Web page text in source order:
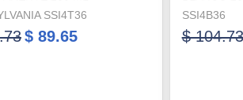
SSI4T36
$ 89.65
SSI4B36
$ 104.73